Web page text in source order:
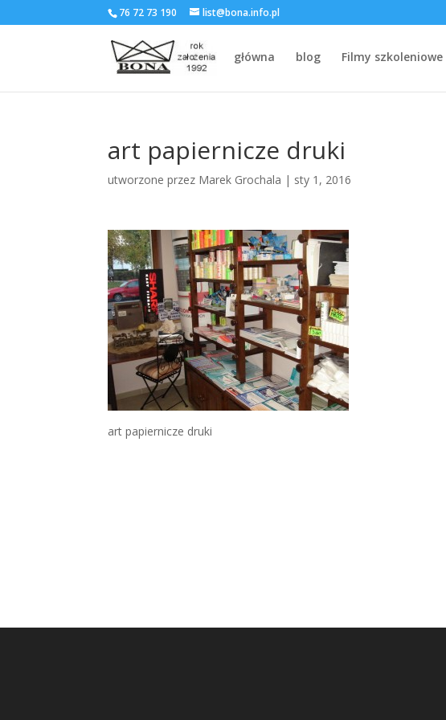
76 72 73 190 list@bona.info.pl
główna blog Filmy szkoleniowe
art papiernicze druki
utworzone przez Marek Grochala | sty 1, 2016
art papiernicze druki